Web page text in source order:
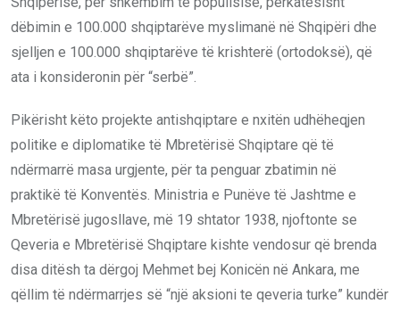
dëbimin e 100.000 shqiptarëve myslimanë në Shqipëri dhe
sjelljen e 100.000 shqiptarëve të krishterë (ortodoksë), që
ata i konsideronin për “serbë”.
Pikërisht këto projekte antishqiptare e nxitën udhëheqjen
politike e diplomatike të Mbretërisë Shqiptare që të
ndërmarrë masa urgjente, për ta penguar zbatimin në
praktikë të Konventës. Ministria e Punëve të Jashtme e
Mbretërisë jugosllave, më 19 shtator 1938, njoftonte se
Qeveria e Mbretërisë Shqiptare kishte vendosur që brenda
disa ditësh ta dërgoj Mehmet bej Konicën në Ankara, me
qëllim të ndërmarrjes së “një aksioni te qeveria turke” kundër